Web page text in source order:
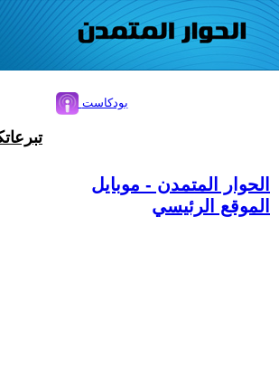
بودكاست
الحوار المتمدن - موبايل
الموقع الرئيسي